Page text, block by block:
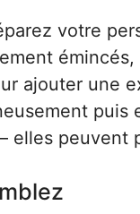
votre
ajouter une
puis
elles peuvent